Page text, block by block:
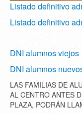
Listado definitivo
Listado definitivo
DNI alumnos viejos
DNI alumnos
LAS FAMILIAS DE
AL CENTRO ANTES
PLAZA, PODRÁN